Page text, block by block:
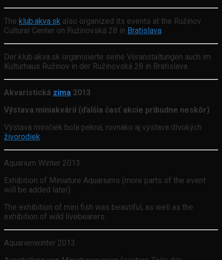
The klub.akva.sk also organized its events at the Ružinov
Cultural Center on Ružinovská 28 in Bratislava.
Der klub.akva.sk organisierte seine Veranstaltungen auch im
Kulturhaus Ružinov in der Ružinovská 28 in Bratislava.
Akvaristická zima 2013
Výstava miniakvárií (ďalšia časť akcie pribudne neskôr)
Výstava miničiek bola pekná, rovnako aj výstava divokých
živorodiek.
Aquarium Winter 2013.
Exhibition of Miniature Aquariums (more parts of the event
will be added later).
The exhibition of mini fish was beautiful, as well as the
exhibition of wild livebearers.
Aquarienwinter 2013.